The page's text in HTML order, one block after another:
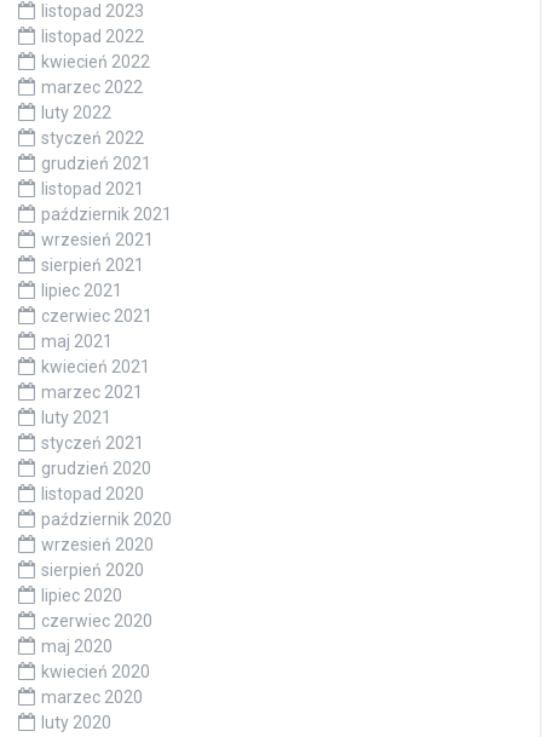
listopad 2023
listopad 2022
kwiecień 2022
marzec 2022
luty 2022
styczeń 2022
grudzień 2021
listopad 2021
październik 2021
wrzesień 2021
sierpień 2021
lipiec 2021
czerwiec 2021
maj 2021
kwiecień 2021
marzec 2021
luty 2021
styczeń 2021
grudzień 2020
listopad 2020
październik 2020
wrzesień 2020
sierpień 2020
lipiec 2020
czerwiec 2020
maj 2020
kwiecień 2020
marzec 2020
luty 2020